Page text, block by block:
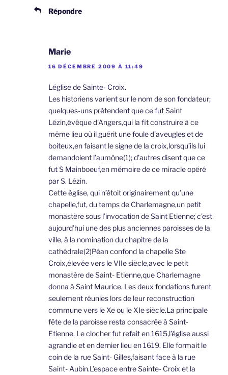
Répondre
Marie
16 DÉCEMBRE 2009 À 11:49
Léglise de Sainte- Croix.
Les historiens varient sur le nom de son fondateur;
quelques-uns prétendent que ce fut Saint
Lézin,évêque d’Angers,qui la fit construire à ce
même lieu où il guérit une foule d’aveugles et de
boiteux,en faisant le signe de la croix,lorsqu’ils lui
demandoient l’aumône(1); d’autres disent que ce
fut S Mainboeuf,en mémoire de ce miracle opéré
par S. Lézin.
Cette église, qui n’étoit originairement qu’une
chapelle,fut, du temps de Charlemagne,un petit
monastère sous l’invocation de Saint Etienne; c’est
aujourd’hui une des plus anciennes paroisses de la
ville, à la nomination du chapitre de la
cathédrale(2)Péan confond la chapelle Ste
Croix,élevée vers le VIIe siècle,avec le petit
monastère de Saint- Etienne,que Charlemagne
donna à Saint Maurice. Les deux fondations furent
seulement réunies lors de leur reconstruction
commune vers le Xe ou le XIe siècle.La principale
fête de la paroisse resta consacrée à Saint-
Etienne. Le clocher fut refait en 1615,l’église aussi
agrandie et en dernier lieu en 1619. Elle formait le
coin de la rue Saint- Gilles,faisant face à la rue
Saint- Aubin.L’espace entre Sainte- Croix et la